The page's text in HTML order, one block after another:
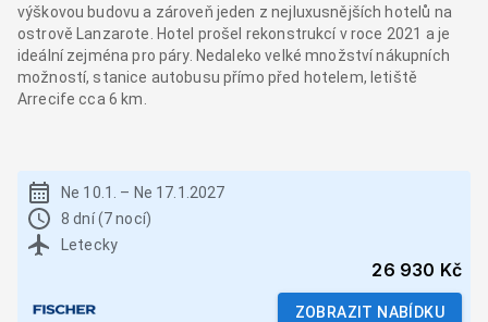
výškovou budovu a zároveň jeden z nejluxusnějších hotelů na
ostrově Lanzarote. Hotel prošel rekonstrukcí v roce 2021 a je
ideální zejména pro páry. Nedaleko velké množství nákupních
možností, stanice autobusu přímo před hotelem, letiště
Arrecife cca 6 km.
Ne 10.1. – Ne 17.1.2027
8 dní (7 nocí)
Letecky
26 930 Kč
ZOBRAZIT NABÍDKU